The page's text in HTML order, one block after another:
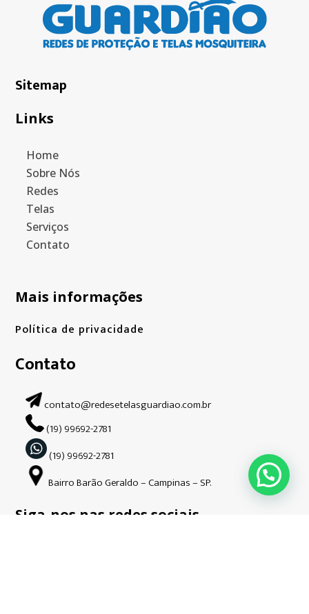
Sitemap
Links
Home
Sobre Nós
Redes
Telas
Serviços
Contato
Mais informações
Política de privacidade
Contato
contato@redesetelasguardiao.com.br
(19) 99692-2781
(19) 99692-2781
Bairro Barão Geraldo – Campinas – SP.
Siga-nos nas redes sociais